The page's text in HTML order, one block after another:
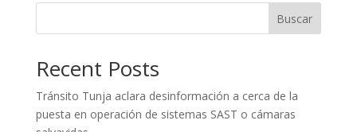
Buscar
Recent Posts
Tránsito Tunja aclara desinformación a cerca de la
puesta en operación de sistemas SAST o cámaras